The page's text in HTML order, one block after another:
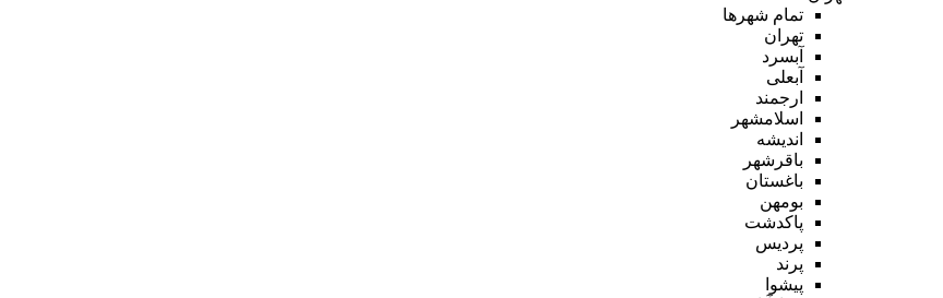
تمام شهر‌ها
تهران
آبسرد
آبعلی
ارجمند
اسلامشهر
اندیشه
باقرشهر
باغستان
بومهن
پاکدشت
پردیس
پرند
پیشوا